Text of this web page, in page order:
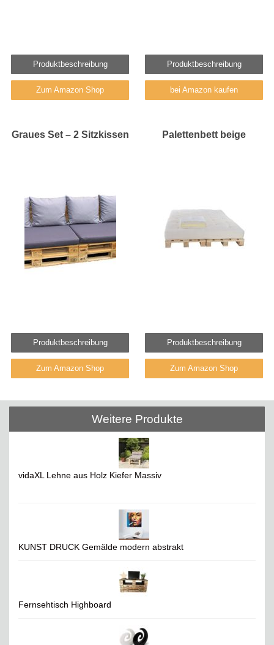
Produktbeschreibung
Zum Amazon Shop
Produktbeschreibung
bei Amazon kaufen
Graues Set – 2 Sitzkissen
Produktbeschreibung
Zum Amazon Shop
Palettenbett beige
Produktbeschreibung
Zum Amazon Shop
Weitere Produkte
vidaXL Lehne aus Holz Kiefer Massiv
KUNST DRUCK Gemälde modern abstrakt
Fernsehtisch Highboard